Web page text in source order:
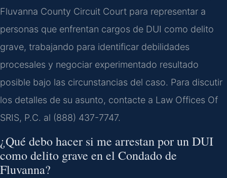
Fluvanna County Circuit Court para representar a
personas que enfrentan cargos de DUI como delito
grave, trabajando para identificar debilidades
procesales y negociar experimentado resultado
posible bajo las circunstancias del caso. Para discutir
los detalles de su asunto, contacte a Law Offices Of
SRIS, P.C. al (888) 437-7747.
¿Qué debo hacer si me arrestan por un DUI
como delito grave en el Condado de
Fluvanna?